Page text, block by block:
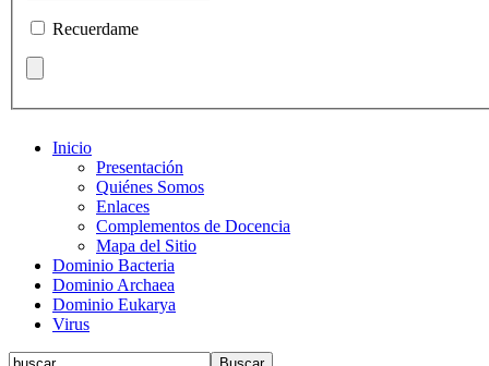
Recuerdame
Inicio
Presentación
Quiénes Somos
Enlaces
Complementos de Docencia
Mapa del Sitio
Dominio Bacteria
Dominio Archaea
Dominio Eukarya
Virus